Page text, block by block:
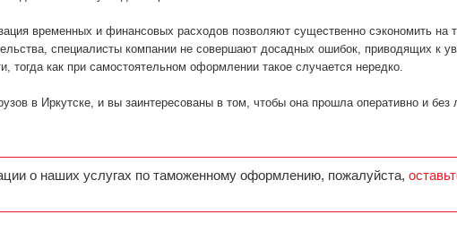
временных и финансовых расходов позволяют существенно сэкономить
специалисты компании не совершают досадных ошибок, приводящих к
тогда как при самостоятельном оформлении такое случается нередко.
в Иркутске, и вы заинтересованы в том, чтобы она прошла оперативно и без
о наших услугах по таможенному оформлению, пожалуйста,